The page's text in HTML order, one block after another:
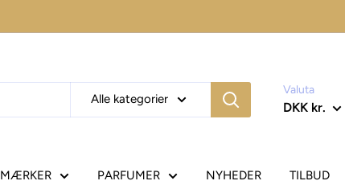
Alle kategorier
Valuta
DKK kr.
MÆRKER PARFUMER NYHEDER TILBUD